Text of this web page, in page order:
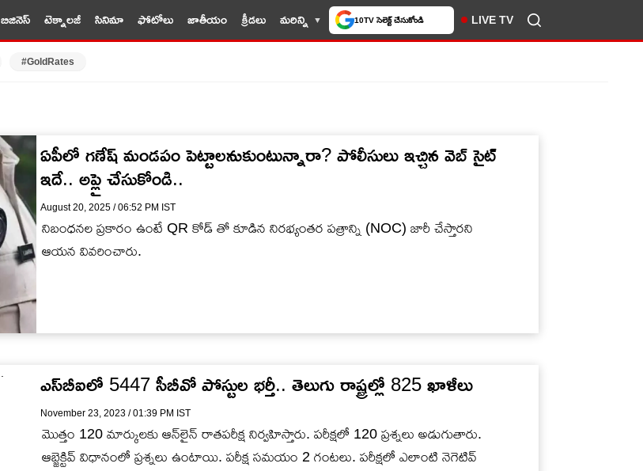
బిజినెస్ టెక్నాలజీ సినిమా ఫోటోలు జాతీయం క్రీడలు మరిన్ని 10TV సెలెక్ట్ చేసుకోండి LIVE TV
#GoldRates
ఏపీలో గణేష్ మండపం పెట్టాలనుకుంటున్నారా? పోలీసులు ఇచ్చిన వెబ్ సైట్
ఇదే.. అప్లై చేసుకోండి..
August 20, 2025 / 06:52 PM IST
నిబంధనల ప్రకారం ఉంటే QR కోడ్ తో కూడిన నిరభ్యంతర పత్రాన్ని (NOC) జారీ చేస్తారని
ఆయన వివరించారు.
ఎస్‌బీఐలో 5447 సీబీవో పోస్టుల భర్తీ.. తెలుగు రాష్ట్రల్లో 825 ఖాళీలు
November 23, 2023 / 01:39 PM IST
మొత్తం 120 మార్కులకు ఆన్‌లైన్ రాతపరీక్ష నిర్వహిస్తారు. పరీక్షలో 120 ప్రశ్నలు అడుగుతారు.
ఆబ్జెక్టివ్ విధానంలో ప్రశ్నలు ఉంటాయి. పరీక్ష సమయం 2 గంటలు. పరీక్షలో ఎలాంటి నెగెటివ్